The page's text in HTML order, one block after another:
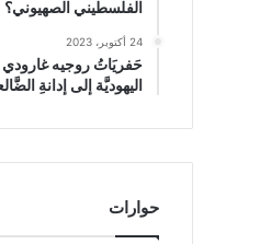
الفلسطيني الصهيوني؟
24 أكتوبر، 2023
حَفريَاتُ روجيه غارودي
اليهوديَّة إلى إدانةِ
حوارات